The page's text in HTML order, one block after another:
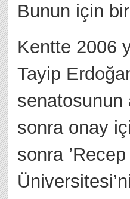
Bunun için
Kentte 2006
Tayip
senatosunun
sonra onay
sonra